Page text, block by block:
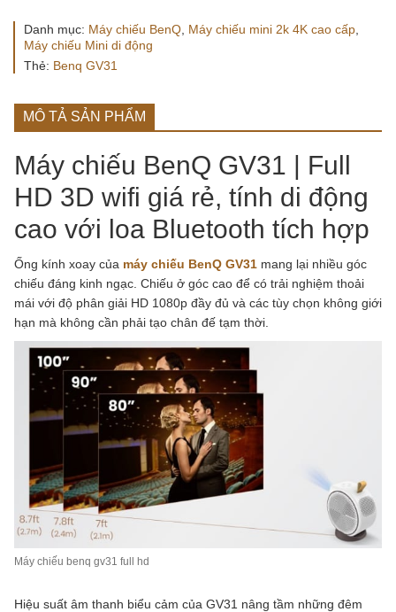
Danh mục: Máy chiếu BenQ Máy chiếu mini 2k 4K cao cấp
Máy chiếu Mini di động
Thẻ: Benq GV31
MÔ TẢ SẢN PHẨM
Máy chiếu BenQ GV31 | Full
HD 3D wifi giá rẻ, tính di động
cao với loa Bluetooth tích hợp
Ống kính xoay của máy chiếu BenQ GV31 mang lại nhiều góc
chiếu đáng kinh ngạc. Chiếu ở góc cao để có trải nghiệm thoải
mái với độ phân giải HD 1080p đầy đủ và các tùy chọn không giới
hạn mà không cần phải tạo chân đế tạm thời.
Máy chiếu benq gv31 full hd
Hiệu suất âm thanh biểu cảm của GV31 nâng tầm những đêm